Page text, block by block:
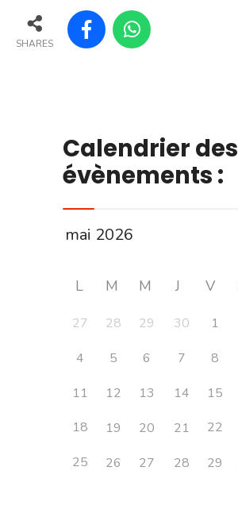
SHARES
Calendrier des
évènements :
L M M J V
27 28 29 30 1
4
5 6 7 8
11
12 13 14 15
18
19 20 21 22
25
26 27 28 29